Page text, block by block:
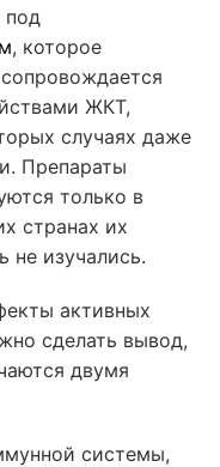
под
, которое
ЖКТ,
случаях даже
Препараты
только в
странах их
не изучались.
активных
сделать вывод,
двумя
системы,